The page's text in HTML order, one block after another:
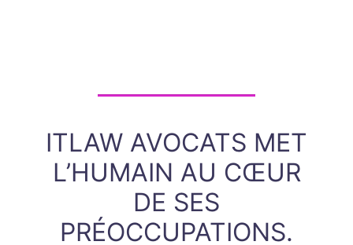
ITLAW AVOCATS MET
L’HUMAIN AU CŒUR
DE SES
PRÉOCCUPATIONS.